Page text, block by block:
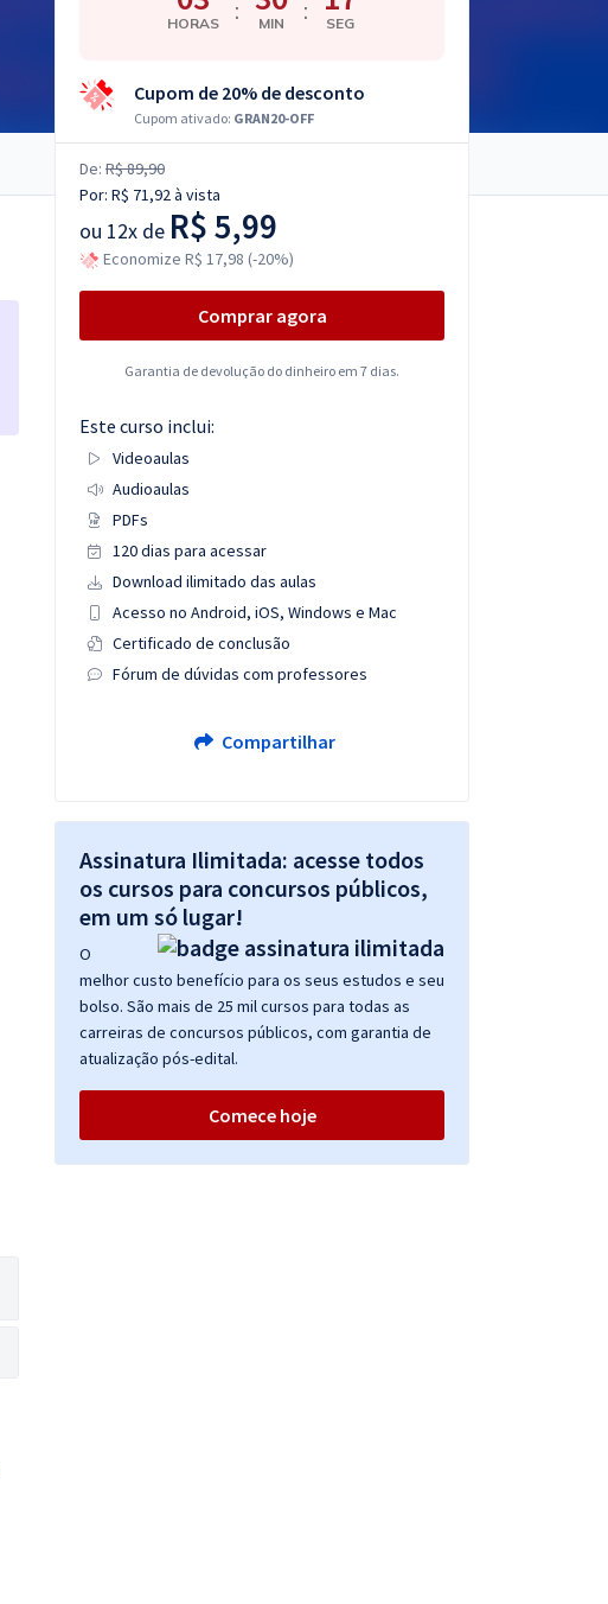
HORAS : MIN : SEG
Cupom de 20% de desconto
Cupom ativado: GRAN20-OFF
De: R$ 89,90
Por: R$ 71,92à vista
ou 12x de R$ 5,99
Economize R$ 17,98 (-20%)
Comprar agora
Garantia de devolução do dinheiro em 7 dias.
Este curso inclui:
Videoaulas
Audioaulas
PDFs
120 dias para acessar
Download ilimitado das aulas
Acesso no Android, iOS, Windows e Mac
Certificado de conclusão
Fórum de dúvidas com professores
Compartilhar
Assinatura Ilimitada: acesse todos
os cursos para concursos públicos,
em um só lugar!
O
melhor custo benefício para os seus estudos e seu
bolso. São mais de 25 mil cursos para todas as
carreiras de concursos públicos, com garantia de
atualização pós-edital.
Comece hoje